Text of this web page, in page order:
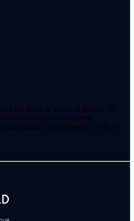
sur glace, le volley et plus de 70
et tous nos programmes
ou tablette. Le programme Tv de ce